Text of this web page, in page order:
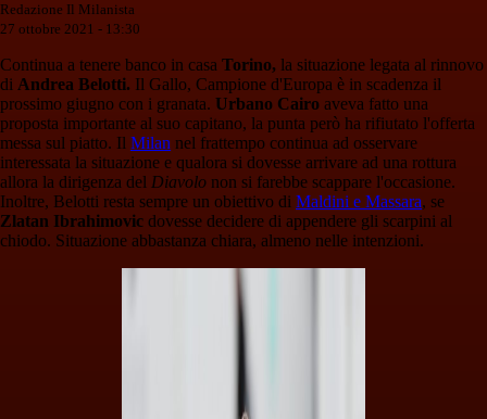
Redazione Il Milanista
27 ottobre 2021 - 13:30
Continua a tenere banco in casa Torino, la situazione legata al rinnovo
di Andrea Belotti. Il Gallo, Campione d'Europa è in scadenza il
prossimo giugno con i granata. Urbano Cairo aveva fatto una
proposta importante al suo capitano, la punta però ha rifiutato l'offerta
messa sul piatto. Il Milan nel frattempo continua ad osservare
interessata la situazione e qualora si dovesse arrivare ad una rottura
allora la dirigenza del Diavolo non si farebbe scappare l'occasione.
Inoltre, Belotti resta sempre un obiettivo di Maldini e Massara, se
Zlatan Ibrahimovic dovesse decidere di appendere gli scarpini al
chiodo. Situazione abbastanza chiara, almeno nelle intenzioni.